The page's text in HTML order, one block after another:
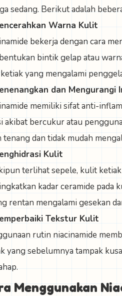
sedang. Berikut adalah
Warna Kulit
bekerja dengan cara
bintik gelap atau
yang mengalami
dan Mengurangi
memiliki sifat anti-
akibat bercukur atau
tenang dan tidak mudah
Kulit
terlihat sepele, kulit
kadar ceramide
rentan mengalami gesekan
Tekstur Kulit
rutin niacinamide
yang sebelumnya tampak
Menggunakan